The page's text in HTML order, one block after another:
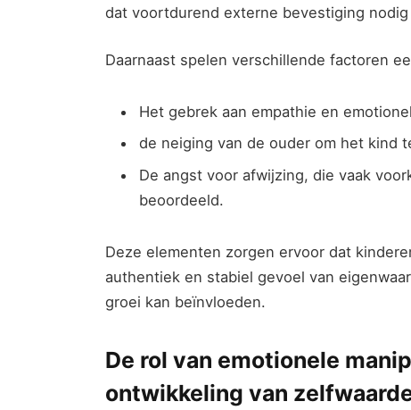
dat voortdurend externe bevestiging
Daarnaast spelen verschillende factoren
Het gebrek aan empathie en
de neiging van de ouder om het kind
De angst voor afwijzing, die vaak
beoordeeld.
Deze elementen zorgen ervoor dat
authentiek en stabiel gevoel van
groei kan beïnvloeden.
De rol van emotionele
ontwikkeling van